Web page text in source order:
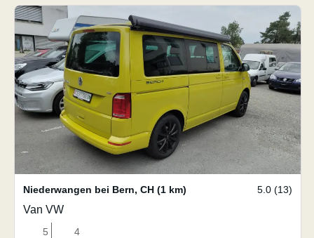
Niederwangen bei Bern, CH (1 km) 5.0 (13)
Van VW
5 4